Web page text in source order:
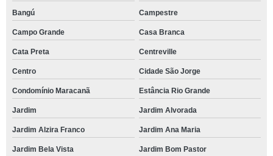
Bangú Campestre
Campo Grande Casa Branca
Cata Preta Centreville
Centro Cidade São Jorge
Condomínio Maracanã Estância Rio Grande
Jardim Jardim Alvorada
Jardim Alzira Franco Jardim Ana Maria
Jardim Bela Vista Jardim Bom Pastor